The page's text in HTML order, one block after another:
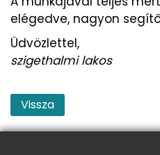
elégedve, nagyon
Üdvözlettel,
szigethalmi lakos
Vissza